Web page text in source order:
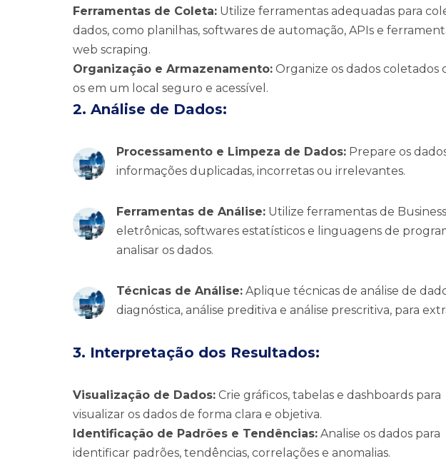
Ferramentas de Coleta: Utilize ferramentas adequadas para
dados, como planilhas, softwares de automação, APIs e
web scraping.
Organização e Armazenamento: Organize os dados
os em um local seguro e acessível.
2. Análise de Dados:
Processamento e Limpeza de Dados: Prepare os
informações duplicadas, incorretas ou irrelevantes.
Ferramentas de Análise: Utilize ferramentas de
eletrônicas, softwares estatísticos e linguagens de
analisar os dados.
Técnicas de Análise: Aplique técnicas de análise de
diagnóstica, análise preditiva e análise prescritiva, para
3. Interpretação dos Resultados:
Visualização de Dados: Crie gráficos, tabelas e dashboards para
visualizar os dados de forma clara e objetiva.
Identificação de Padrões e Tendências: Analise os dados para
identificar padrões, tendências, correlações e anomalias.